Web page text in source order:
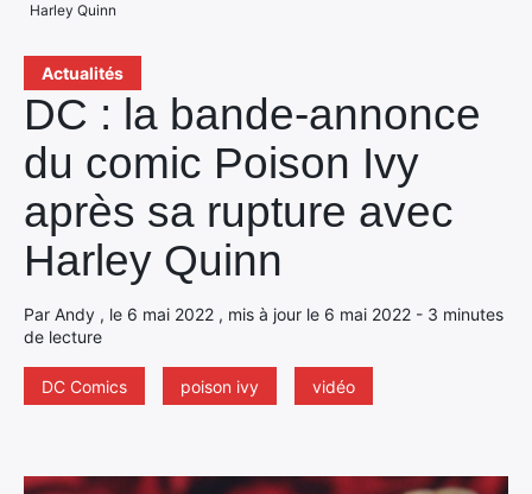
Actualités
DC : la bande-annonce
du comic Poison Ivy
après sa rupture avec
Harley Quinn
Par Andy , le 6 mai 2022 , mis à jour le 6 mai 2022 - 3 minutes
de lecture
DC Comics poison ivy vidéo
Harley Quinn